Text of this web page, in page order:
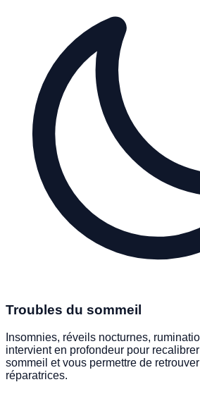
Troubles du sommeil
Insomnies, réveils nocturnes,
intervient en profondeur pour
sommeil et vous permettre de
réparatrices.